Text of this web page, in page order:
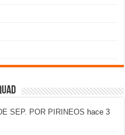
SEP. POR PIRINEOS hace 3